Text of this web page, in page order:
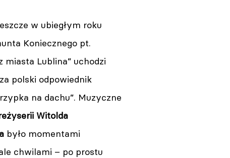
w ubiegłym roku
Koniecznego pt.
miasta Lublina” uchodzi
polski odpowiednik
na dachu”. Muzyczne
Witolda
było momentami
chwilami – po prostu